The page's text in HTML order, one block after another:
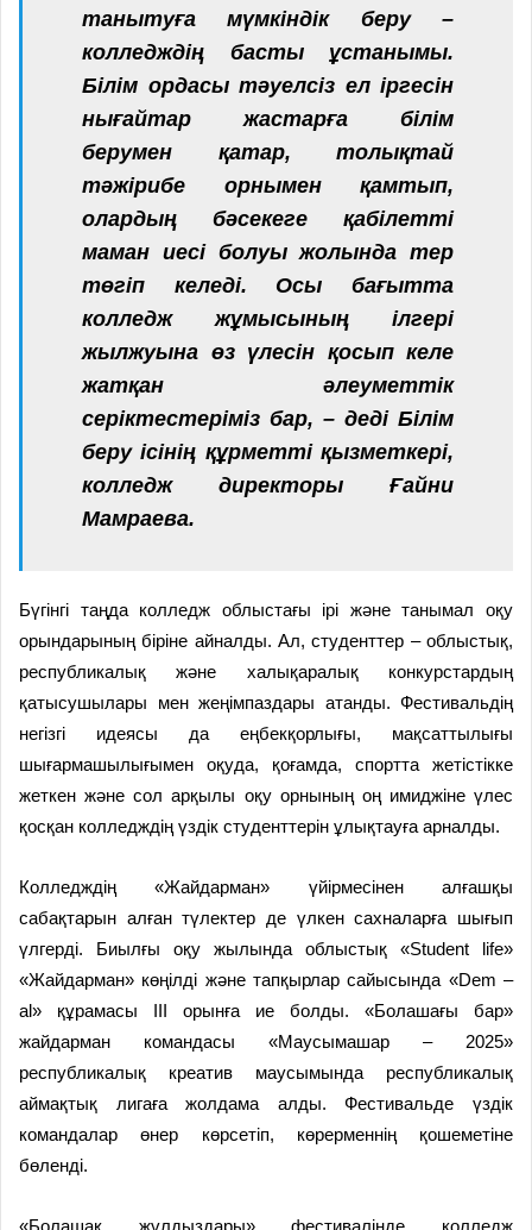
танытуға мүмкіндік беру –
колледждің басты ұстанымы.
Білім ордасы тәуелсіз ел іргесін
нығайтар жастарға білім
берумен қатар, толықтай
тәжірибе орнымен қамтып,
олардың бәсекеге қабілетті
маман иесі болуы жолында тер
төгіп келеді. Осы бағытта
колледж жұмысының ілгері
жылжуына өз үлесін қосып келе
жатқан әлеуметтік
серіктестеріміз бар, – деді Білім
беру ісінің құрметті қызметкері,
колледж директоры Ғайни
Мамраева.
Бүгінгі таңда колледж облыстағы ірі және танымал оқу
орындарының біріне айналды. Ал, студенттер – облыстық,
республикалық және халықаралық конкурстардың
қатысушылары мен жеңімпаздары атанды. Фестивальдің
негізгі идеясы да еңбекқорлығы, мақсаттылығы
шығармашылығымен оқуда, қоғамда, спортта жетістікке
жеткен және сол арқылы оқу орнының оң имиджіне үлес
қосқан колледждің үздік студенттерін ұлықтауға арналды.
Колледждің «Жайдарман» үйірмесінен алғашқы
сабақтарын алған түлектер де үлкен сахналарға шығып
үлгерді. Биылғы оқу жылында облыстық «Student life»
«Жайдарман» көңілді және тапқырлар сайысында «Dem –
al» құрамасы ІІІ орынға ие болды. «Болашағы бар»
жайдарман командасы «Маусымашар – 2025»
республикалық креатив маусымында республикалық
аймақтық лигаға жолдама алды. Фестивальде үздік
командалар өнер көрсетіп, көрерменнің қошеметіне
бөленді.
«Болашақ жұлдыздары» фестивалінде колледж